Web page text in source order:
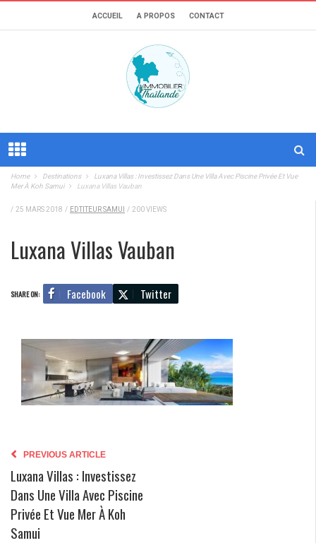
ACCUEIL A PROPOS CONTACT
Home Destinations
Luxana Villas : Investissez Dans Une Villa Avec Piscine Privée Et Vue
Mer À Koh Samui
Luxana Villas Vauban
/ 25 MARS 2018 / EDTITEUR SAMUI / 200 VIEWS
Luxana Villas Vauban
SHARE ON: Facebook Twitter
PREVIOUS ARTICLE
Luxana Villas : Investissez
Dans Une Villa Avec Piscine
Privée Et Vue Mer À Koh
Samui